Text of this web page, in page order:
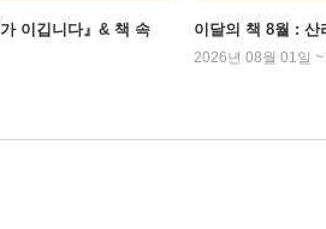
이깁니다』& 책 속
이달의 책 8월 : 산
2026년 08월 01일